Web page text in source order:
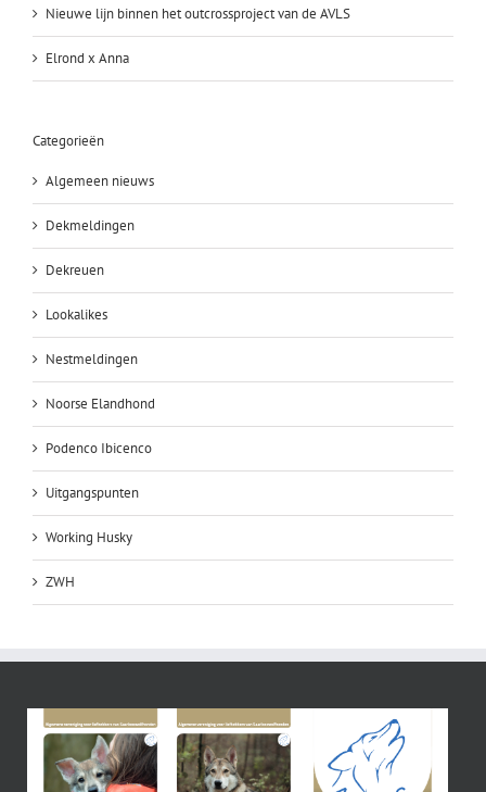
Nieuwe lijn binnen het outcrossproject van de AVLS
Elrond x Anna
Categorieën
Algemeen nieuws
Dekmeldingen
Dekreuen
Lookalikes
Nestmeldingen
Noorse Elandhond
Podenco Ibicenco
Uitgangspunten
Working Husky
ZWH